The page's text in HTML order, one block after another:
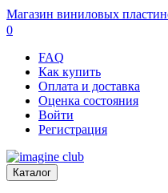
Магазин виниловых
0
FAQ
Как купить
Оплата и доставка
Оценка состояния
Войти
Регистрация
Каталог